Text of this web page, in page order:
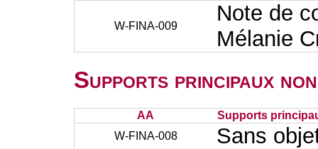
W-FINA-009
Note de
Mélanie
Supports principaux
AA
Supports
W-FINA-008
Sans